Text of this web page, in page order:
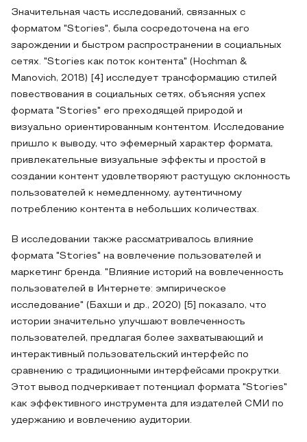
Значительная часть исследований, связанных с
форматом "Stories", была сосредоточена на его
зарождении и быстром распространении в социальных
сетях. "Stories как поток контента" (Hochman &
Manovich, 2018) [4] исследует трансформацию стилей
повествования в социальных сетях, объясняя успех
формата "Stories" его преходящей природой и
визуально ориентированным контентом. Исследование
пришло к выводу, что эфемерный характер формата,
привлекательные визуальные эффекты и простой в
создании контент удовлетворяют растущую склонность
пользователей к немедленному, аутентичному
потреблению контента в небольших количествах.
В исследовании также рассматривалось влияние
формата "Stories" на вовлечение пользователей и
маркетинг бренда. "Влияние историй на вовлеченность
пользователей в Интернете: эмпирическое
исследование" (Бахши и др., 2020) [5] показало, что
истории значительно улучшают вовлеченность
пользователей, предлагая более захватывающий и
интерактивный пользовательский интерфейс по
сравнению с традиционными интерфейсами прокрутки.
Этот вывод подчеркивает потенциал формата "Stories"
как эффективного инструмента для издателей СМИ по
удержанию и вовлечению аудитории.